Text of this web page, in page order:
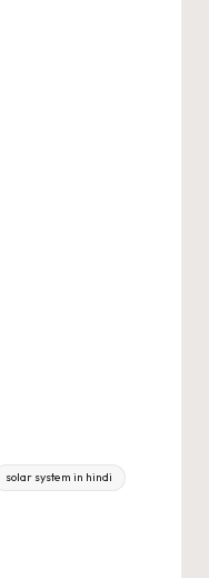
solar system in hindi